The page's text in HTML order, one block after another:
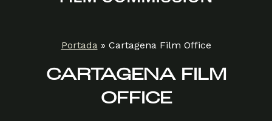
Portada » Cartagena Film Office
CARTAGENA FILM
OFFICE